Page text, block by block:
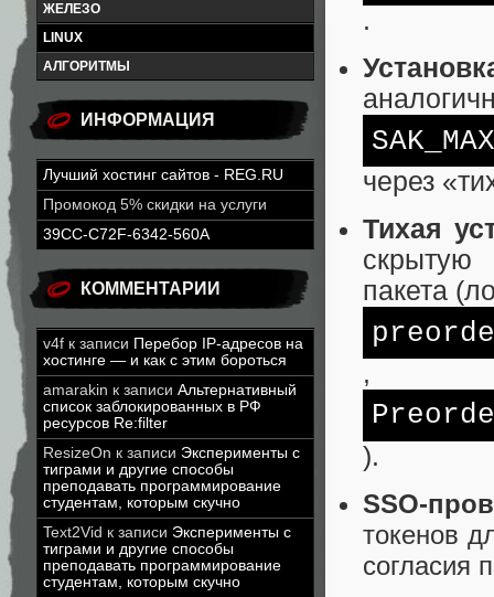
ЖЕЛЕЗО
LINUX
АЛГОРИТМЫ
ИНФОРМАЦИЯ
Лучший хостинг сайтов - REG.RU
Промокод 5% скидки на услуги
39CC-C72F-6342-560A
КОММЕНТАРИИ
v4f к записи Перебор IP-адресов на
хостинге — и как с этим бороться
amarakin к записи Альтернативный
список заблокированных в РФ
ресурсов Re:filter
ResizeOn к записи Эксперименты с
тиграми и другие способы
преподавать программирование
студентам, которым скучно
Text2Vid к записи Эксперименты с
тиграми и другие способы
преподавать программирование
студентам, которым скучно
.
через
Тихая
пакета
,
).
SSO-
токенов
согласия